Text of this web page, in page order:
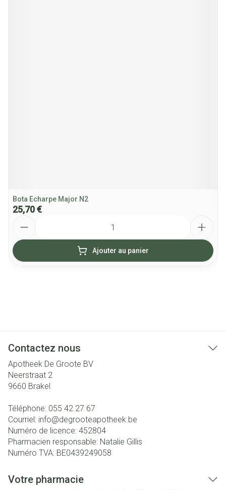
Bota Echarpe Major N2
25,70 €
Ajouter au panier
Contactez nous
Apotheek De Groote BV
Neerstraat 2
9660 Brakel
Téléphone: 055 42 27 67
Courriel: info@degrooteapotheek.be
Numéro de licence: 452804
Pharmacien responsable: Natalie Gillis
Numéro TVA: BE0439249058
Votre pharmacie